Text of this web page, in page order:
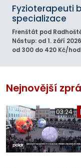
Fyzioterapeuti
specializace
Frenštát pod
Nástup: od 1. září 2026
od 300 do 420 Kč/
Nejnovější
03:24